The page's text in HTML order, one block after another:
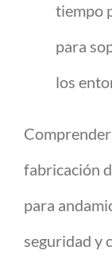
tiempo
para
los
fabricación
para
seguridad y